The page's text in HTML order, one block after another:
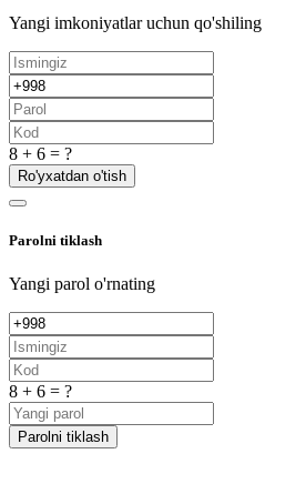
Yangi imkoniyatlar uchun qo'shiling
8 + 6 = ?
Ro'yxatdan o'tish
Parolni tiklash
Yangi parol o'rnating
8 + 6 = ?
Parolni tiklash